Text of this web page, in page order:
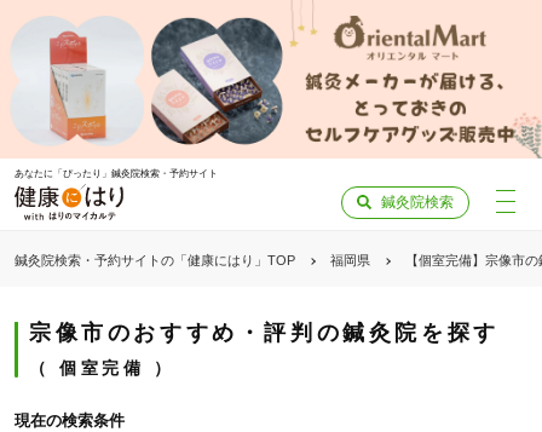
あなたに「ぴったり」鍼灸院検索・予約サイト
鍼灸院検索
鍼灸院検索・予約サイトの「健康にはり」TOP 福岡県 【個室完備】宗像市
宗像市のおすすめ・評判の鍼灸院を探す
個室完備
現在の検索条件